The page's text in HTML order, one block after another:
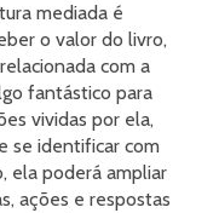
mediada é
o valor do livro,
com a
fantástico para
vividas por ela,
se identificar com
ela poderá ampliar
ações e respostas